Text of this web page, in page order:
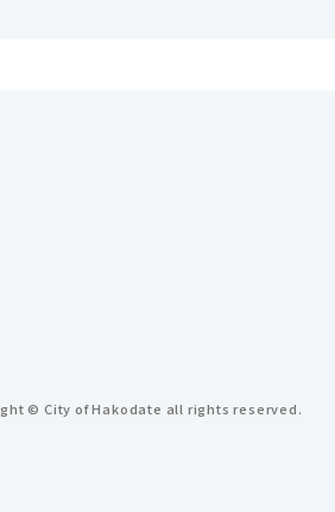
© City of Hakodate all rights reserved.